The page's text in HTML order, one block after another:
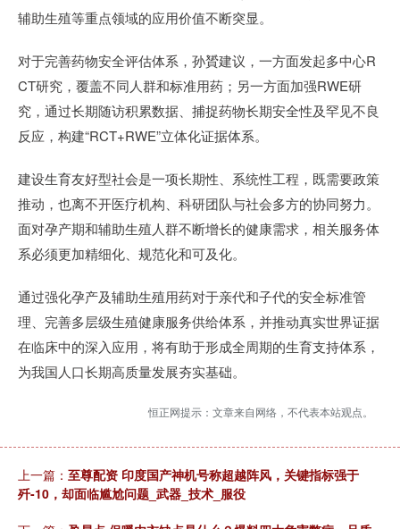
辅助生殖等重点领域的应用价值不断突显。
对于完善药物安全评估体系，孙贇建议，一方面发起多中心R
CT研究，覆盖不同人群和标准用药；另一方面加强RWE研
究，通过长期随访积累数据、捕捉药物长期安全性及罕见不良
反应，构建“RCT+RWE”立体化证据体系。
建设生育友好型社会是一项长期性、系统性工程，既需要政策
推动，也离不开医疗机构、科研团队与社会多方的协同努力。
面对孕产期和辅助生殖人群不断增长的健康需求，相关服务体
系必须更加精细化、规范化和可及化。
通过强化孕产及辅助生殖用药对于亲代和子代的安全标准管
理、完善多层级生殖健康服务供给体系，并推动真实世界证据
在临床中的深入应用，将有助于形成全周期的生育支持体系，
为我国人口长期高质量发展夯实基础。
恒正网提示：文章来自网络，不代表本站观点。
上一篇： 至尊配资 印度国产神机号称超越阵风，关键指标强于
歼-10，却面临尴尬问题_武器_技术_服役